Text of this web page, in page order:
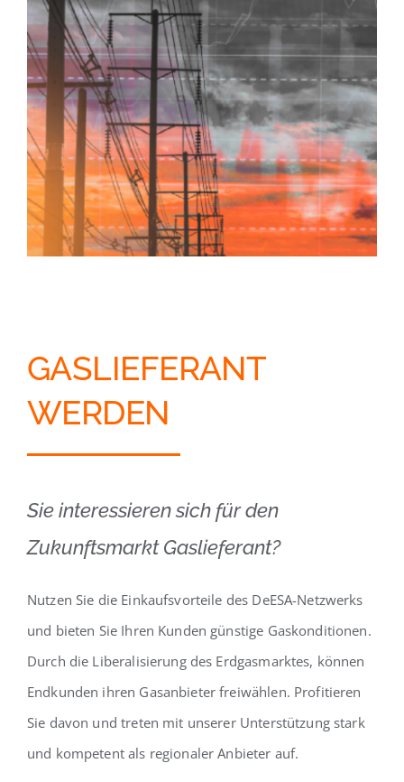
GASLIEFERANT
WERDEN
Sie interessieren sich für den
Zukunftsmarkt Gaslieferant?
Nutzen Sie die Einkaufsvorteile des DeESA-Netzwerks
und bieten Sie Ihren Kunden günstige Gaskonditionen.
Durch die Liberalisierung des Erdgasmarktes, können
Endkunden ihren Gasanbieter freiwählen. Profitieren
Sie davon und treten mit unserer Unterstützung stark
und kompetent als regionaler Anbieter auf.